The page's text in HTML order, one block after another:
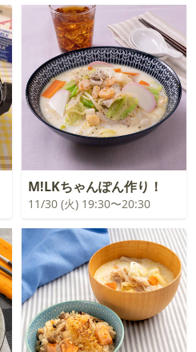
M!LKちゃんぽん作り！
11/30 (火) 19:30〜20:30